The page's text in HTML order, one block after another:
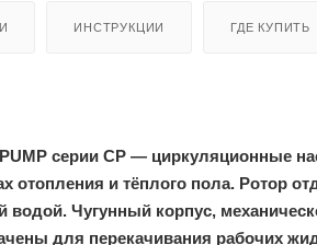
ИНСТРУКЦИИ ГДЕ КУПИТЬ
серии CP — циркуляционные
отопления и тёплого пола. Ротор
Чугунный корпус,
для перекачивания рабочих